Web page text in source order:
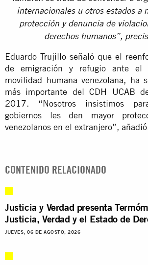
internacionales u otros estados a
protección y denuncia de
derechos humanos”,
Eduardo Trujillo señaló que el
de emigración y refugio ante el
movilidad humana venezolana, ha
más importante del CDH UCAB
2017. “Nosotros insistimos
gobiernos les den mayor
venezolanos en el extranjero”,
CONTENIDO RELACIONADO
Justicia y Verdad presenta
Justicia, Verdad y el Estado de
JUEVES, 06 DE AGOSTO, 2026